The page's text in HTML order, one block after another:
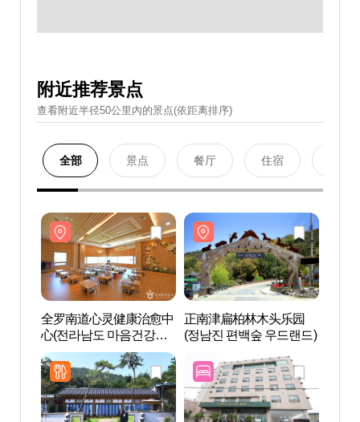
附近推荐景点
查看附近半径50公里內的景点(依距离排序)
全部 景点 餐厅 住宿
全罗南道心灵健康治愈中
心(전라남도 마음건강치
유센터)
正南津扁柏林木头乐园
(정남진 편백숲 우드랜드)